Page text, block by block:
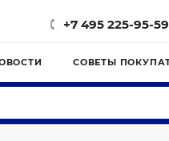
+7 495 225-95-59
СОВЕТЫ